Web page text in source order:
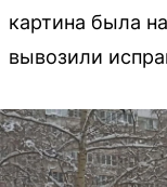
картина была
вывозили